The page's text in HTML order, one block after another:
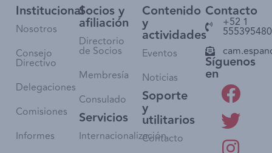
Institucional
Nosotros
Consejo
Directivo
Delegaciones
Comisiones
Informes
Socios y
afiliación
Directorio
de Socios
Membresía
Consulado
Servicios
Internacionalización
Contenido
y
actividades
Eventos
Noticias
Soporte
y
utilitarios
Contacto
Contacto
+52 1
Síguenos
en